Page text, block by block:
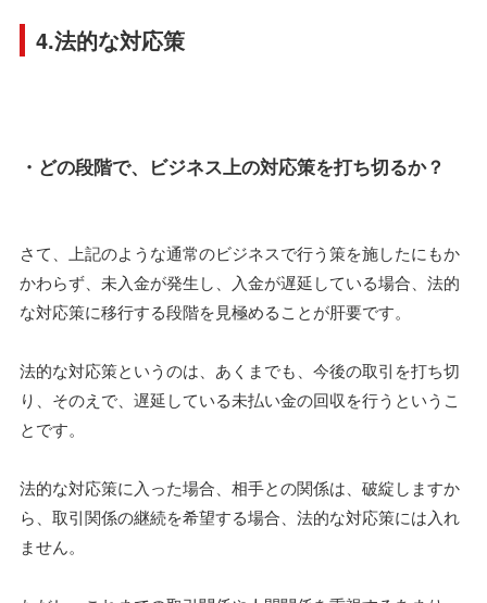
4.法的な対応策
・どの段階で、ビジネス上の対応策を打ち切るか？
さて、上記のような通常のビジネスで行う策を施したにもか
かわらず、未入金が発生し、入金が遅延している場合、法的
な対応策に移行する段階を見極めることが肝要です。
法的な対応策というのは、あくまでも、今後の取引を打ち切
り、そのえで、遅延している未払い金の回収を行うというこ
とです。
法的な対応策に入った場合、相手との関係は、破綻しますか
ら、取引関係の継続を希望する場合、法的な対応策には入れ
ません。